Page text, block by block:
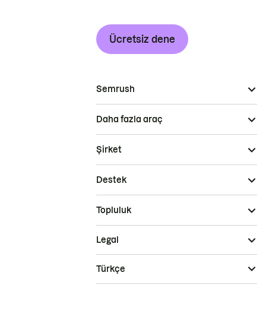
Ücretsiz dene
Semrush
Daha fazla araç
Şirket
Destek
Topluluk
Legal
Türkçe